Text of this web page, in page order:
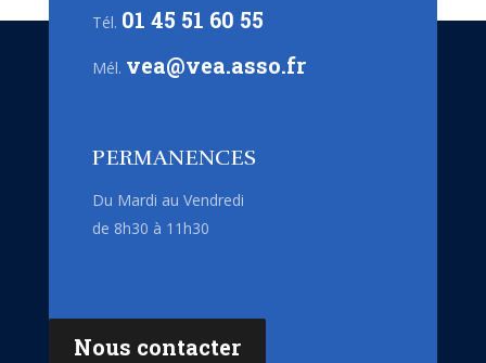
Tél. 01 45 51 60 55
Mél. vea@vea.asso.fr
PERMANENCES
Du Mardi au Vendredi
de 8h30 à 11h30
Nous contacter